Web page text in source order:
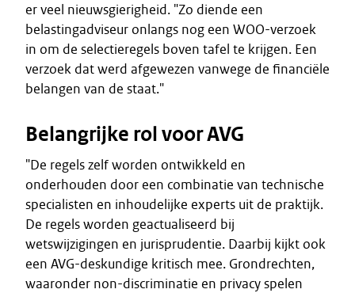
er veel nieuwsgierigheid. "Zo diende een
belastingadviseur onlangs nog een WOO-verzoek
in om de selectieregels boven tafel te krijgen. Een
verzoek dat werd afgewezen vanwege de financiële
belangen van de staat."
Belangrijke rol voor AVG
"De regels zelf worden ontwikkeld en
onderhouden door een combinatie van technische
specialisten en inhoudelijke experts uit de praktijk.
De regels worden geactualiseerd bij
wetswijzigingen en jurisprudentie. Daarbij kijkt ook
een AVG-deskundige kritisch mee. Grondrechten,
waaronder non-discriminatie en privacy spelen